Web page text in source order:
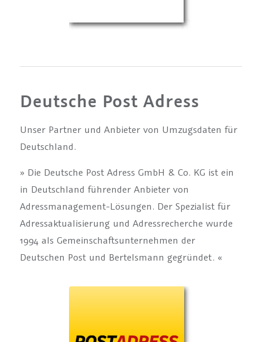
Deutsche Post Adress
Unser Partner und Anbieter von Umzugsdaten für
Deutschland.
» Die Deutsche Post Adress GmbH & Co. KG ist ein
in Deutschland führender Anbieter von
Adressmanagement-Lösungen. Der Spezialist für
Adressaktualisierung und Adressrecherche wurde
1994 als Gemeinschaftsunternehmen der
Deutschen Post und Bertelsmann gegründet. «